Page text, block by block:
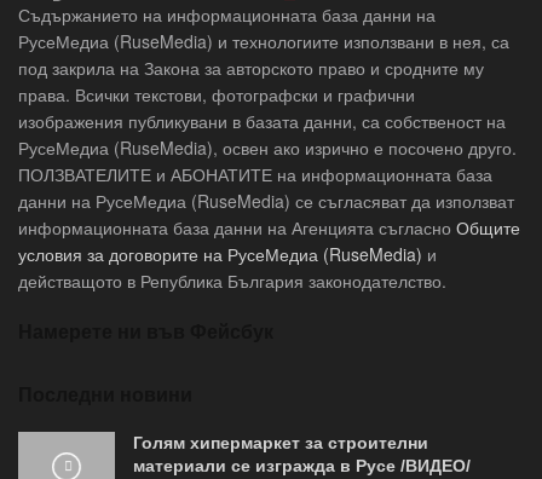
Съдържанието на информационната база данни на
РусеМедиа (RuseMedia) и технологиите използвани в нея, са
под закрила на Закона за авторското право и сродните му
права. Всички текстови, фотографски и графични
изображения публикувани в базата данни, са собственост на
РусеМедиа (RuseMedia), освен ако изрично е посочено друго.
ПОЛЗВАТЕЛИТЕ и АБОНАТИТЕ на информационната база
данни на РусеМедиа (RuseMedia) се съгласяват да използват
информационната база данни на Агенцията съгласно Общите
условия за договорите на РусеМедиа (RuseMedia) и
действащото в Република България законодателство.
Голям хипермаркет за строителни
материали се изгражда в Русе /ВИДЕО/